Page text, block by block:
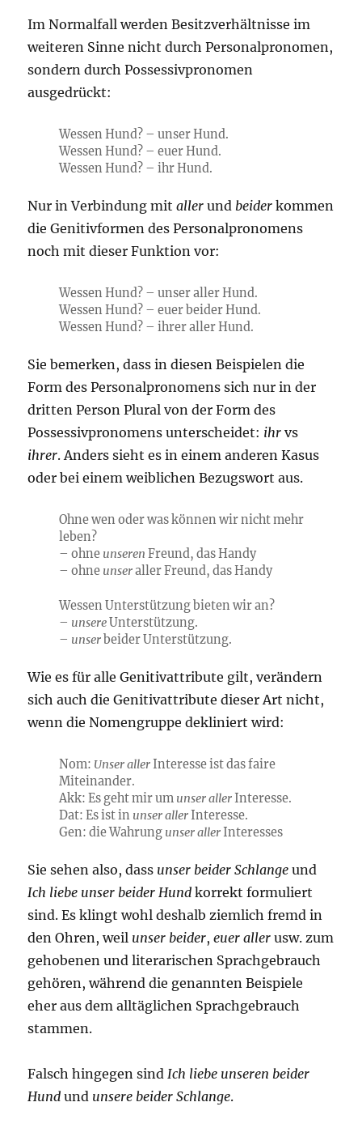
Im Normalfall werden Besitzverhältnisse im
weiteren Sinne nicht durch Personalpronomen,
sondern durch Possessivpronomen
ausgedrückt:
Wessen Hund? – unser Hund.
Wessen Hund? – euer Hund.
Wessen Hund? – ihr Hund.
Nur in Verbindung mitaller und beider kommen
die Genitivformen des Personalpronomens
noch mit dieser Funktion vor:
Wessen Hund? – unser aller Hund.
Wessen Hund? – euer beider Hund.
Wessen Hund? – ihrer aller Hund.
Sie bemerken, dass in diesen Beispielen die
Form des Personalpronomens sich nur in der
dritten Person Plural von der Form des
Possessivpronomens unterscheidet: ihr vs
ihrer. Anders sieht es in einem anderen Kasus
oder bei einem weiblichen Bezugswort aus.
Ohne wen oder was können wir nicht mehr
leben?
– ohne unseren Freund, das Handy
– ohne unseraller Freund, das Handy
Wessen Unterstützung bieten wir an?
– unsereUnterstützung.
– unser beider Unterstützung.
Wie es für alle Genitivattribute gilt, verändern
sich auch die Genitivattribute dieser Art nicht,
wenn die Nomengruppe dekliniert wird:
Nom: Unser allerInteresse ist das faire
Miteinander.
Akk: Es geht mir um unser allerInteresse.
Dat: Es ist in unser allerInteresse.
Gen: die Wahrung unser allerInteresses
Sie sehen also, dass unser beider Schlange und
Ich liebe unser beider Hund korrekt formuliert
sind. Es klingt wohl deshalb ziemlich fremd in
den Ohren, weil unser beider,euer aller usw. zum
gehobenen und literarischen Sprachgebrauch
gehören, während die genannten Beispiele
eher aus dem alltäglichen Sprachgebrauch
stammen.
Falsch hingegen sind Ich liebe unseren beider
Hund und unsere beider Schlange.